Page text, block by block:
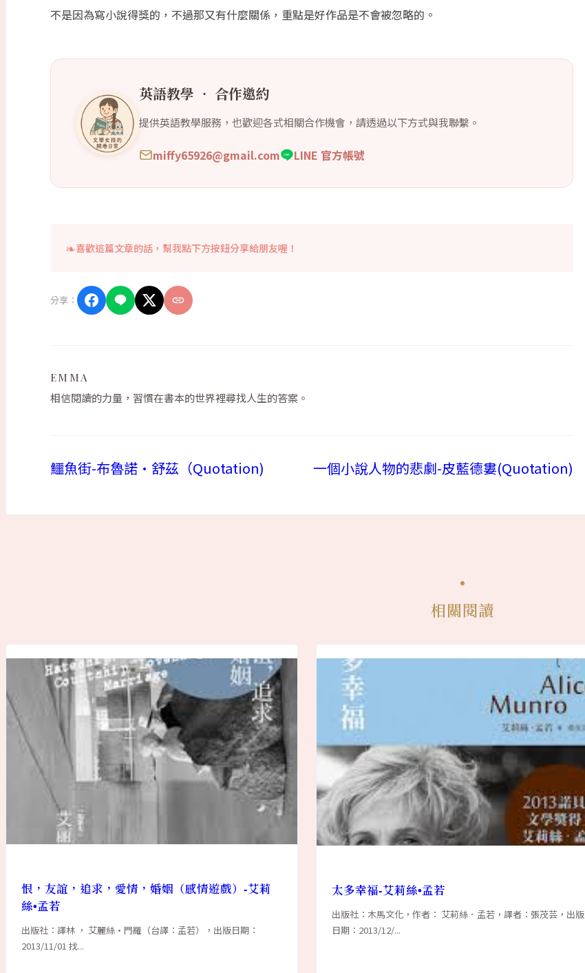
不是因為寫小說得獎的，不過那又有什麼關係，重點是好作品是不會被忽略的。
英語教學 ‧ 合作邀約
提供英語教學服務，也歡迎各式相關合作機會，請透過以下方式與我聯繫。
miffy65926@gmail.com LINE 官方帳號
喜歡這篇文章的話，幫我點下方按鈕分享給朋友喔！
分享：
EMMA
相信閱讀的力量，習慣在書本的世界裡尋找人生的答案。
鱷魚街-布魯諾•舒茲（Quotation) 一個小說人物的悲劇-皮藍德婁(Quotation)
相關閱讀
恨，友誼，追求，愛情，婚姻（感情遊戲）-艾莉
絲•孟若
出版社：譯林 ， 艾麗絲·門羅（台譯：孟若），出版日期：
2013/11/01 找...
太多幸福-艾莉絲•孟若
出版社：木馬文化，作者： 艾莉絲．孟若，譯者：張茂芸，出版
日期：2013/12/...